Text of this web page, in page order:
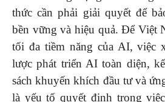
thức cần phải giải quyết để
bền vững và hiệu quả. Để Việt
tối đa tiềm năng của AI, việc
lược phát triển AI toàn diện,
sách khuyến khích đầu tư và
là yếu tố quyết định trong